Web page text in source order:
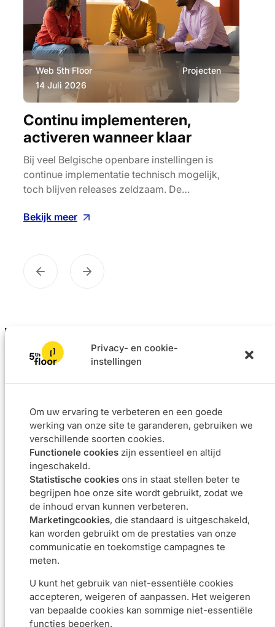
Privacy- en cookie-
instellingen
Om uw ervaring te verbeteren en een goede
werking van onze site te garanderen, gebruiken we
verschillende soorten cookies.
Functionele cookies zijn essentieel en altijd
ingeschakeld.
Statistische cookies ons in staat stellen beter te
begrijpen hoe onze site wordt gebruikt, zodat we
de inhoud ervan kunnen verbeteren.
Marketingcookies, die standaard is uitgeschakeld,
kan worden gebruikt om de prestaties van onze
communicatie en toekomstige campagnes te
meten.
U kunt het gebruik van niet-essentiële cookies
accepteren, weigeren of aanpassen. Het weigeren
van bepaalde cookies kan sommige niet-essentiële
functies beperken.
Continu implementeren,
activeren wanneer klaar
Web 5th Floor
14 Juli 2026
Projecten
Bij veel Belgische openbare instellingen is
continue implementatie technisch mogelijk,
toch blijven releases zeldzaam. De…
Bekijk meer
Oplossingen
L4F
Software
Data & BI
Agile coaching
Projecten
Ons DNA
Over
Benadering
Verplichtingen
Carrière
Doe met ons
Vacatures
Vorstlaan 24 – 1170 Brussel info@5thfloor.be